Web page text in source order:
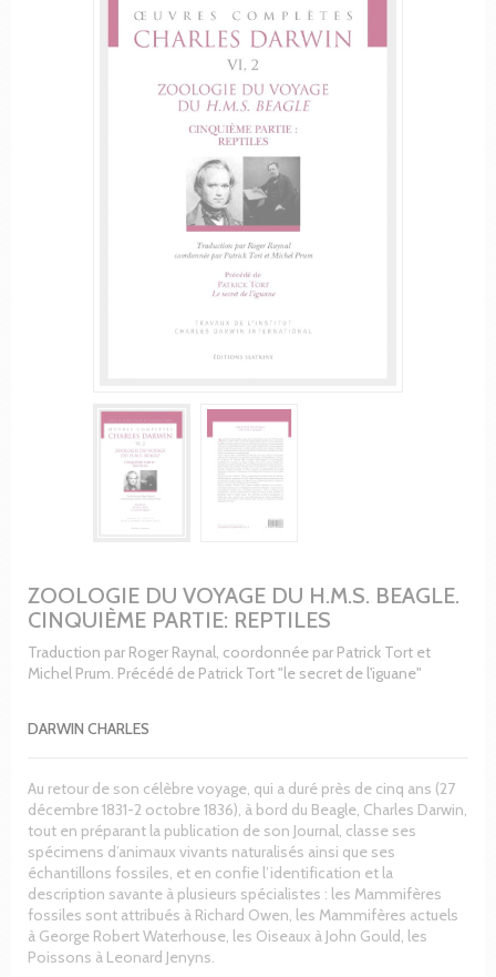
ZOOLOGIE DU VOYAGE DU H.M.S. BEAGLE.
CINQUIÈME PARTIE: REPTILES
Traduction par Roger Raynal, coordonnée par Patrick Tort et
Michel Prum. Précédé de Patrick Tort "le secret de l'iguane"
DARWIN CHARLES
Au retour de son célèbre voyage, qui a duré près de cinq ans (27
décembre 1831-2 octobre 1836), à bord du Beagle, Charles Darwin,
tout en préparant la publication de son Journal, classe ses
spécimens d’animaux vivants naturalisés ainsi que ses
échantillons fossiles, et en confie l’identification et la
description savante à plusieurs spécialistes : les Mammifères
fossiles sont attribués à Richard Owen, les Mammifères actuels
à George Robert Waterhouse, les Oiseaux à John Gould, les
Poissons à Leonard Jenyns.